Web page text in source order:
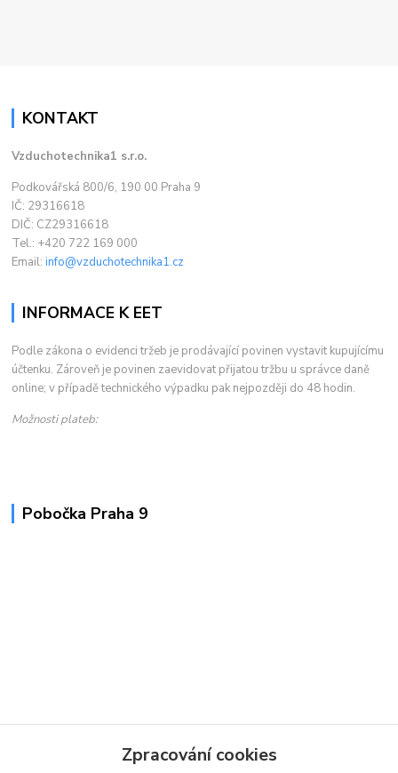
KONTAKT
Vzduchotechnika1 s.r.o.
Podkovářská 800/6, 190 00 Praha 9
IČ: 29316618
DIČ: CZ29316618
Tel.: +420 722 169 000
Email:info@vzduchotechnika1.cz
INFORMACE K EET
Podle zákona o evidenci tržeb je prodávající povinen vystavit kupujícímu
účtenku. Zároveň je povinen zaevidovat přijatou tržbu u správce daně
online; v případě technického výpadku pak nejpozději do 48 hodin.
Možnosti plateb:
Pobočka Praha 9
Zpracování cookies